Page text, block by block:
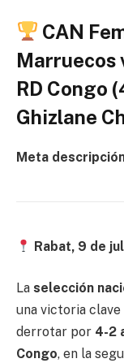
CAN
Marruecos
RD Congo
Ghizlane
Meta
Rabat, 9 de
La selección
una victoria
derrotar por 4-2
Congo, en la